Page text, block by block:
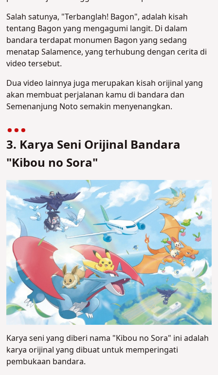
Salah satunya, "Terbanglah! Bagon", adalah kisah
tentang Bagon yang mengagumi langit. Di dalam
bandara terdapat monumen Bagon yang sedang
menatap Salamence, yang terhubung dengan cerita di
video tersebut.
Dua video lainnya juga merupakan kisah orijinal yang
akan membuat perjalanan kamu di bandara dan
Semenanjung Noto semakin menyenangkan.
3. Karya Seni Orijinal Bandara
"Kibou no Sora"
Karya seni yang diberi nama "Kibou no Sora" ini adalah
karya orijinal yang dibuat untuk memperingati
pembukaan bandara.